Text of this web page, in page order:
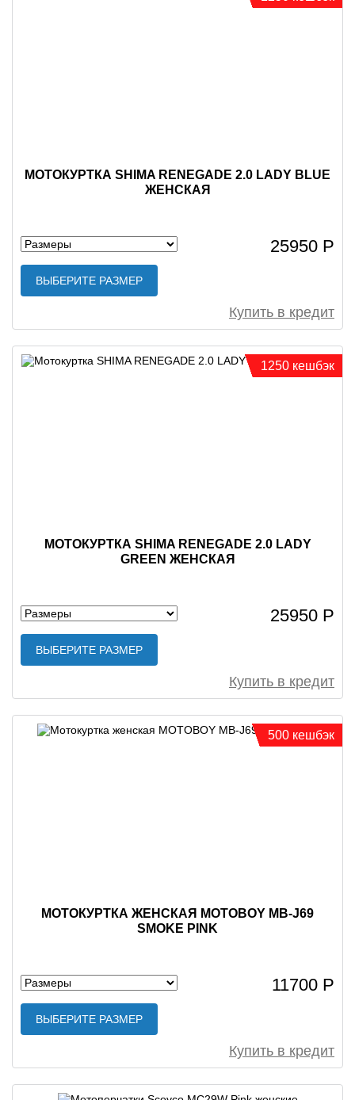
МОТОКУРТКА SHIMA RENEGADE 2.0 LADY BLUE
ЖЕНСКАЯ
25950 Р
ВЫБЕРИТЕ РАЗМЕР
Купить в кредит
МОТОКУРТКА SHIMA RENEGADE 2.0 LADY
GREEN ЖЕНСКАЯ
25950 Р
ВЫБЕРИТЕ РАЗМЕР
Купить в кредит
1250 кешбэк
МОТОКУРТКА ЖЕНСКАЯ MOTOBOY MB-J69
SMOKE PINK
11700 Р
ВЫБЕРИТЕ РАЗМЕР
Купить в кредит
500 кешбэк